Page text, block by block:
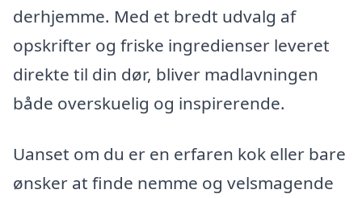
derhjemme. Med et bredt udvalg af
opskrifter og friske ingredienser leveret
direkte til din dør, bliver madlavningen
både overskuelig og inspirerende.
Uanset om du er en erfaren kok eller bare
ønsker at finde nemme og velsmagende